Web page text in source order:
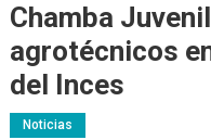
Chamba
agrotécnicos
del Inces
Noticias